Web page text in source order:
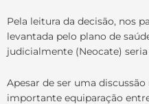
Pela leitura da decisão, nos
levantada pelo plano de
judicialmente (Neocate)
Apesar de ser uma
importante equiparação